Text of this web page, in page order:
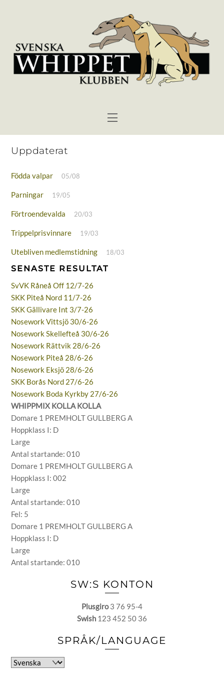
Menu
Uppdaterat
Födda valpar 05/08
Parningar 19/05
Förtroendevalda 20/03
Trippelprisvinnare 19/03
Utebliven medlemstidning 18/03
SENASTE RESULTAT
SvVK Råneå Off 12/7-26
SKK Piteå Nord 11/7-26
SKK Gällivare Int 3/7-26
Nosework Vittsjö 30/6-26
Nosework Skellefteå 30/6-26
Nosework Rättvik 28/6-26
Nosework Piteå 28/6-26
Nosework Eksjö 28/6-26
SKK Borås Nord 27/6-26
Nosework Boda Kyrkby 27/6-26
WHIPPMIX KOLLA KOLLA
Domare 1 PREMHOLT GULLBERG A
Hoppklass I: D
Large
Antal startande: 010
Domare 1 PREMHOLT GULLBERG A
Hoppklass I: 002
Large
Antal startande: 010
Fel: 5
Domare 1 PREMHOLT GULLBERG A
Hoppklass I: D
Large
Antal startande: 010
SW:S KONTON
Plusgiro3 76 95-4
Swish 123 452 50 36
SPRÅK/LANGUAGE
Välj